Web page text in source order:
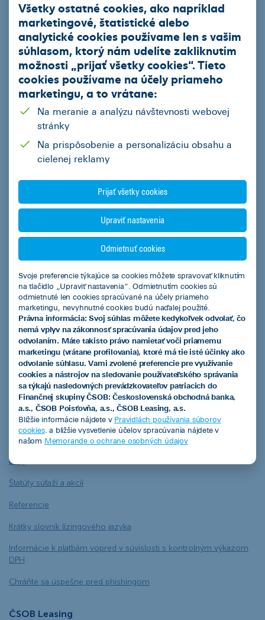
Leasingový úver
Smart finančný leasing
Operatívny leasing
EIB úver so zvýhodneným úrokom
Ekofinancovanie
Naša ponuka
Akciová ponuka vybraných partnerov ČSOB Leasing
Fyzické osoby
Regióny
Kalkulačky
Leasingová kalkulačka
Kalkulačka úspor s elektromobilom
Overenie predschváleného limitu financovania pre podnikateľov
Užitočné informácie
Dokumenty na stiahnutie
Často kladené otázky
Blog
Štatúty súťaží a akcií
Referencie
Krátky slovník lízingového jazyka
Informácie k platbám vopred v súvislosti s kontrolným výkazom
DPH
Chráňte sa úspešne pred phishingom
ČSOB Leasing
Všetky ostatné cookies, ako napríklad
marketingové, štatistické alebo
analytické cookies používame len s vašim
súhlasom, ktorý nám udelíte zakliknutím
možnosti „ prijať všetky cookies“. Tieto
cookies používame naúčely priameho
marketingu, a to vrátane:
Na meranie a analýzu návštevnosti webovej
stránky
Na prispôsobenie a personalizáciu obsahu a
cielenej reklamy
Prijať všetky cookies
Upraviť nastavenia
Odmietnuť cookies
Svoje preferencie týkajúce sa cookies môžete spravovať kliknutím
na tlačidlo „Upraviť nastavenia“. Odmietnutím cookies sú
odmietnuté len cookies spracúvané na účely priameho
marketingu, nevyhnutné cookies budú naďalej použité.
Právna informácia: Svoj súhlas môžete kedykoľvek odvolať, čo
nemá vplyv na zákonnosť spracúvania údajov pred jeho
odvolaním. Máte takisto právo namietať voči priamemu
marketingu (vrátane profilovania), ktoré má tie isté účinky ako
odvolanie súhlasu. Vami zvolené preferencie pre využívanie
cookies a nástrojov na sledovanie používateľského správania
sa týkajú nasledovných prevádzkovateľov patriacich do
Finančnej skupiny ČSOB: Československá obchodná banka,
a.s., ČSOB Poisťovňa, a.s., ČSOB Leasing, a.s.
Bližšie informácie nájdete v Pravidlách používania súborov
cookies. a bližšie vysvetlenie účelov spracúvania nájdete v
našom Memorande o ochrane osobných údajov